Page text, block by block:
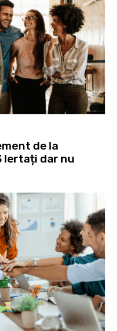
de la
Iertați dar nu